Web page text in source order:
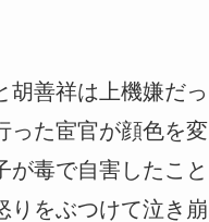
胡善祥は上機嫌だっ
った宦官が顔色を変
が毒で自害したこと
りをぶつけて泣き崩